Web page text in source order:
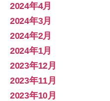
2024年4月
2024年3月
2024年2月
2024年1月
2023年12月
2023年11月
2023年10月